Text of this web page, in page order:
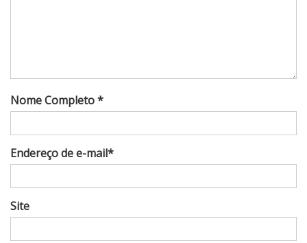
Nome Completo *
Endereço de e-mail*
Site